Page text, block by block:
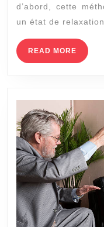
d’abord, cette
un état de
READ MORE READ
MORE